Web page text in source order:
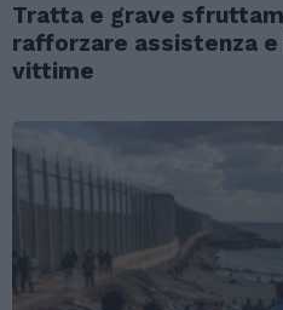
Tratta e grave
rafforzare assistenza
vittime